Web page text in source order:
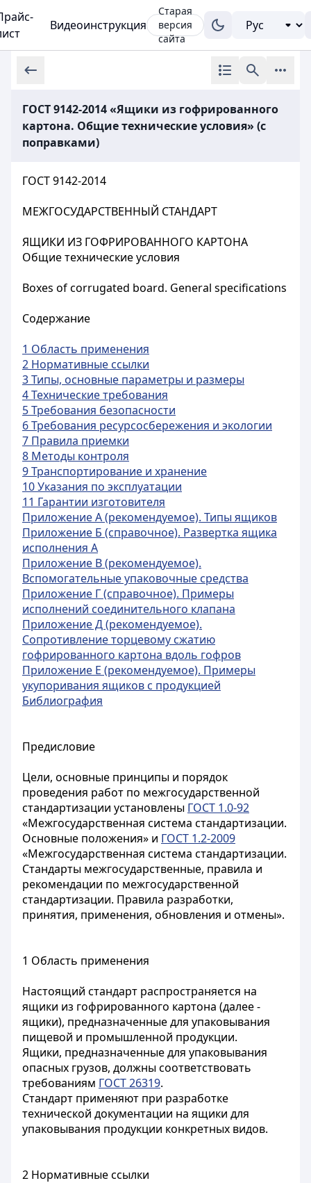
Видеоинструкция
Старая
версия
сайта
ГОСТ 9142-2014 «Ящики из гофрированного
картона. Общие технические условия» (с
поправками)
ГОСТ 9142-2014
МЕЖГОСУДАРСТВЕННЫЙ СТАНДАРТ
ЯЩИКИ ИЗ ГОФРИРОВАННОГО КАРТОНА
Общие технические условия
Boxes of corrugated board. General specifications
Содержание
1 Область применения
2 Нормативные ссылки
3 Типы, основные параметры и размеры
4 Технические требования
5 Требования безопасности
6 Требования ресурсосбережения и экологии
7 Правила приемки
8 Методы контроля
9 Транспортирование и хранение
10 Указания по эксплуатации
11 Гарантии изготовителя
Приложение А (рекомендуемое). Типы ящиков
Приложение Б (справочное). Развертка ящика
исполнения А
Приложение В (рекомендуемое).
Вспомогательные упаковочные средства
Приложение Г (справочное). Примеры
исполнений соединительного клапана
Приложение Д (рекомендуемое).
Сопротивление торцевому сжатию
гофрированного картона вдоль гофров
Приложение Е (рекомендуемое). Примеры
укупоривания ящиков с продукцией
Библиография
Предисловие
Цели, основные принципы и порядок
проведения работ по межгосударственной
стандартизации установлены ГОСТ 1.0-92
«Межгосударственная система стандартизации.
Основные положения» и ГОСТ 1.2-2009
«Межгосударственная система стандартизации.
Стандарты межгосударственные, правила и
рекомендации по межгосударственной
стандартизации. Правила разработки,
принятия, применения, обновления и отмены».
1 Область применения
Настоящий стандарт распространяется на
ящики из гофрированного картона (далее -
ящики), предназначенные для упаковывания
пищевой и промышленной продукции.
Ящики, предназначенные для упаковывания
опасных грузов, должны соответствовать
требованиям ГОСТ 26319.
Стандарт применяют при разработке
технической документации на ящики для
упаковывания продукции конкретных видов.
2 Нормативные ссылки